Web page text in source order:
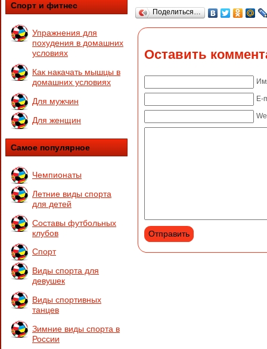
Спорт и фитнес
Упражнения для
похудения в домашних
условиях
Как накачать мышцы в
домашних условиях
Для мужчин
Для женщин
Самое популярное
Чемпионаты
Летние виды спорта
для детей
Составы футбольных
клубов
Спорт
Виды спорта для
девушек
Виды спортивных
танцев
Зимние виды спорта в
России
Поделиться…
Оставить
E-